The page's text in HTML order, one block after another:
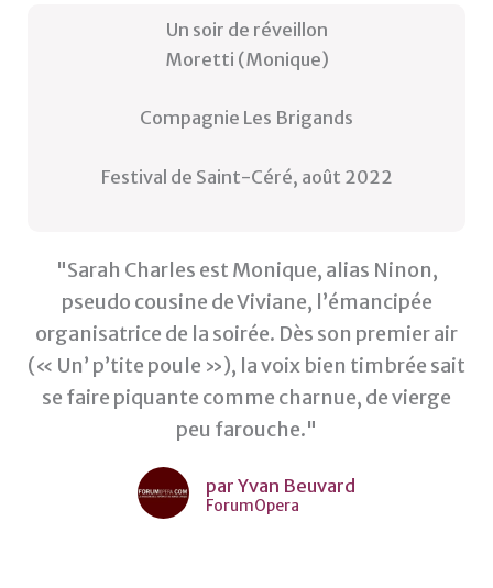
Un soir de réveillon
Moretti (Monique)
Compagnie Les Brigands
Festival de Saint-Céré, août 2022
"Sarah Charles est Monique, alias Ninon,
pseudo cousine de Viviane, l’émancipée
organisatrice de la soirée. Dès son premier air
(« Un’ p’tite poule »), la voix bien timbrée sait
se faire piquante comme charnue, de vierge
peu farouche."
par Yvan Beuvard
ForumOpera